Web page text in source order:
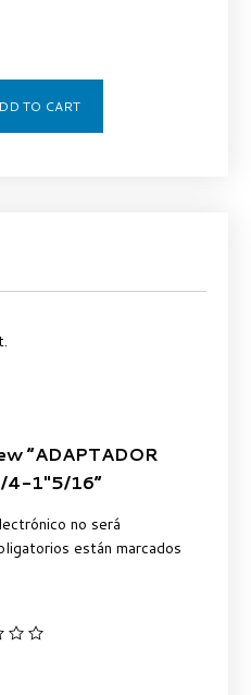
TO CART
“ADAPTADOR
4-1″5/16”
no será
están marcados